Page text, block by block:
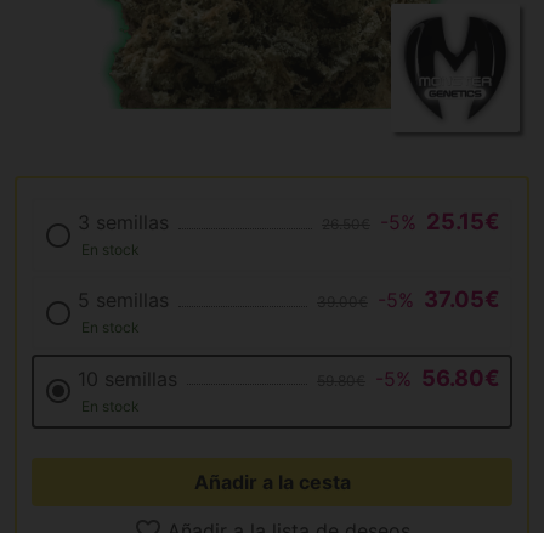
3 semillas -5% 25.15€
En stock
5 semillas -5% 37.05€
En stock
10 semillas -5% 56.80€
En stock
Añadir a la cesta